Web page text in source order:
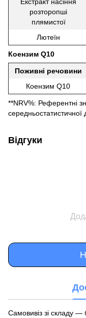
Екстракт насіння
розторопші
плямистої
Лютеїн
Коензим Q10
Поживні речовини
Коензим Q10
**NRV%: Референтні
Відгуки
Самовивіз зі складу —